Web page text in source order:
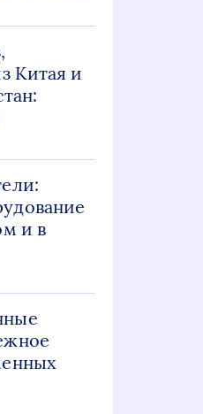
Китая и
и в